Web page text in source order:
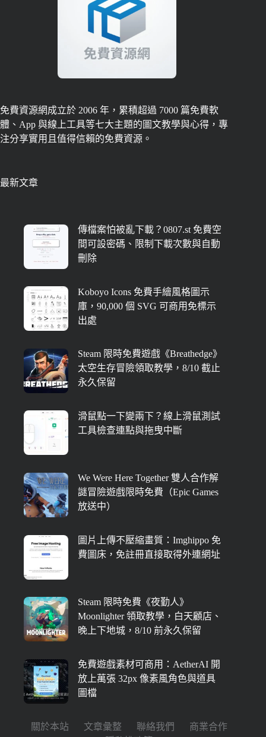
免費資源網成立於 2006 年，累積超過 7000 篇免費軟
體、App 與線上工具等七大主題的圖文教學與心得，專
注分享實用且值得信賴的免費資源。
最新文章
傳檔案怕被亂下載？0807.st 免費空
間可設密碼、限制下載次數與自動
刪除
Koboyo Icons 免費手繪風格圖示
庫，90,000 個 SVG 可商用免標示
出處
Steam 限時免費遊戲《Breathedge》
太空生存冒險領取教學，8/10 截止
永久保留
滑鼠點一下變兩下？線上滑鼠測試
工具檢查連點與拖曳中斷
We Were Here Together 雙人合作解
謎冒險遊戲限時免費（Epic Games
放送中）
圖片上傳不壓縮畫質：Imghippo 免
費圖床，免註冊直接取得外連網址
Steam 限時免費《夜勤人》
Moonlighter 領取教學，白天顧店、
晚上下地城，8/10 前永久保留
免費遊戲素材可商用：AetherAI 開
放上萬張 32px 像素風角色與道具
圖檔
關於本站 文章彙整 聯絡我們
商業合作